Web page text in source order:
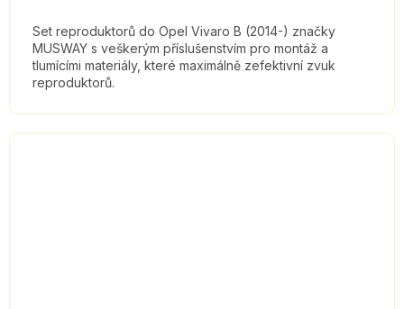
Set reproduktorů do Opel Vivaro B (2014-) značky
MUSWAY s veškerým příslušenstvím pro montáž a
tlumícími materiály, které maximálně zefektivní zvuk
reproduktorů.